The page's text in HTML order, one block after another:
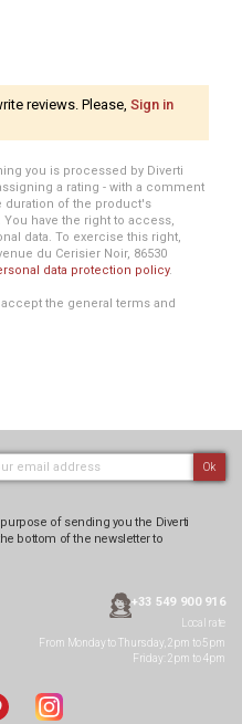
reviews. Please, Sign in
you is processed by Diverti
a rating - with a comment
duration of the product's
have the right to access,
data. To exercise this right,
du Cerisier Noir, 86530
data protection policy.
the general terms and
Ok
of sending you the Diverti
bottom of the newsletter to
+33 549 900 916
Local rate
From Monday to Thursday, 2pm to 5pm
Friday: 2pm to 4pm